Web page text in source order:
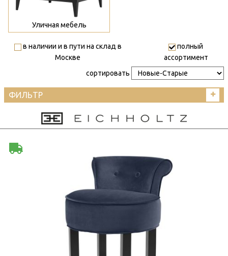
Уличная мебель
в наличии и в пути на склад в
Москве
полный
ассортимент
сортировать
ФИЛЬТР